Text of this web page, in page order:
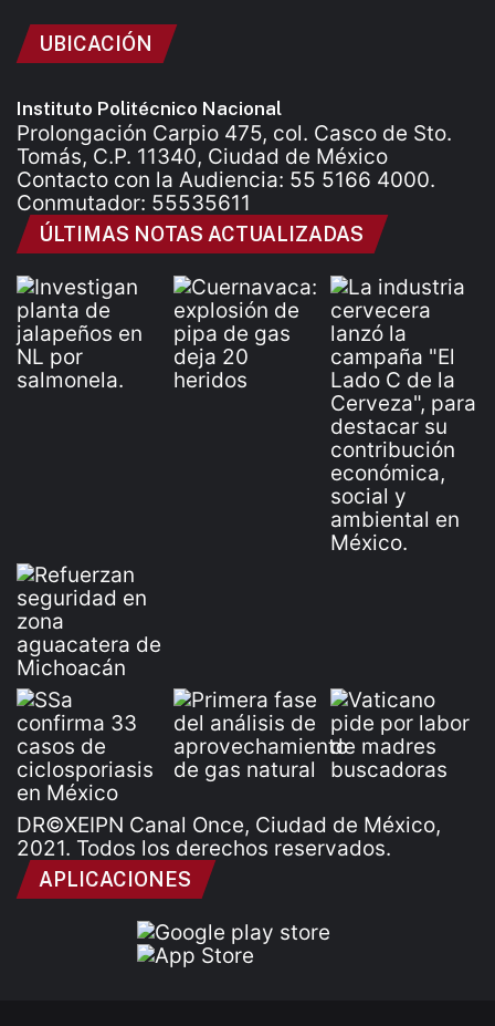
UBICACIÓN
Instituto Politécnico Nacional
Prolongación Carpio 475, col. Casco de Sto.
Tomás, C.P. 11340, Ciudad de México
Contacto con la Audiencia: 55 5166 4000.
Conmutador: 55535611
ÚLTIMAS NOTAS ACTUALIZADAS
DR©XEIPN Canal Once, Ciudad de México,
2021. Todos los derechos reservados.
APLICACIONES